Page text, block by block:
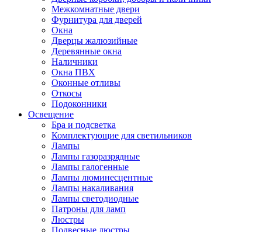
Межкомнатные двери
Фурнитура для дверей
Окна
Дверцы жалюзийные
Деревянные окна
Наличники
Окна ПВХ
Оконные отливы
Откосы
Подоконники
Освещение
Бра и подсветка
Комплектующие для светильников
Лампы
Лампы газоразрядные
Лампы галогенные
Лампы люминесцентные
Лампы накаливания
Лампы светодиодные
Патроны для ламп
Люстры
Подвесные люстры